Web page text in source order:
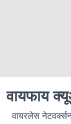
वायफाय
वायरलेस